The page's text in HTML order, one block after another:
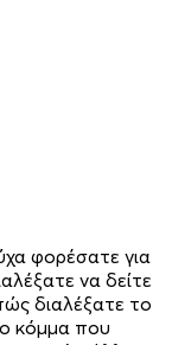
φορέσατε για
να δείτε
διαλέξατε το
κόμμα που